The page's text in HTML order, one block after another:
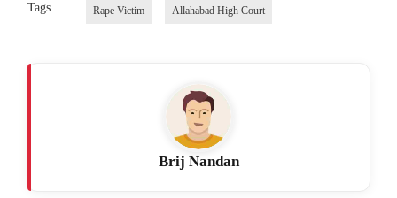
Tags Rape Victim Allahabad High Court
Brij Nandan